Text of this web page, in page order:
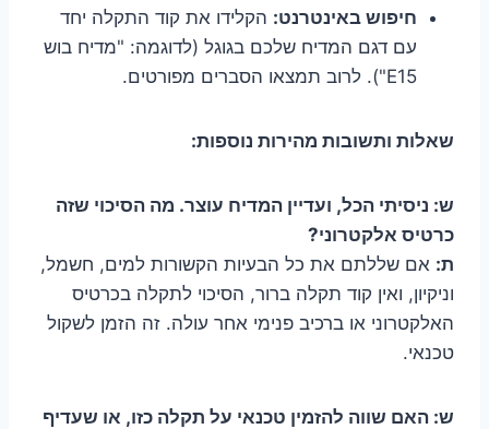
חיפוש באינטרנט: הקלידו את קוד התקלה יחד
עם דגם המדיח שלכם בגוגל (לדוגמה: "מדיח בוש
E15"). לרוב תמצאו הסברים מפורטים.
שאלות ותשובות מהירות נוספות:
ש: ניסיתי הכל, ועדיין המדיח עוצר. מה הסיכוי שזה
כרטיס אלקטרוני?
ת: אם שללתם את כל הבעיות הקשורות למים, חשמל,
וניקיון, ואין קוד תקלה ברור, הסיכוי לתקלה בכרטיס
האלקטרוני או ברכיב פנימי אחר עולה. זה הזמן לשקול
טכנאי.
ש: האם שווה להזמין טכנאי על תקלה כזו, או שעדיף